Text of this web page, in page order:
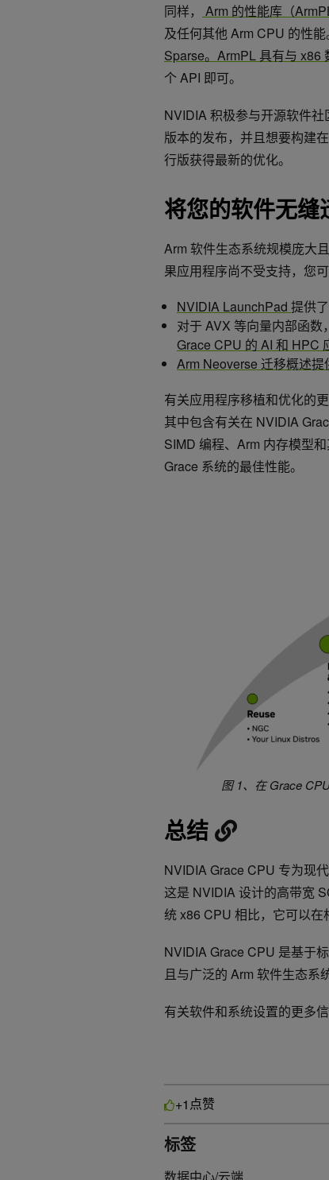
同样， Arm 的性能库（
及任何其他 Arm CPU 的性
Sparse。ArmPL 具有与 x86
个 API 即可。
NVIDIA 积极参与开源软件
版本的发布，并且想要构建
行版获得最新的优化。
将您的软件无
Arm 软件生态系统规模庞大
果应用程序尚不受支持，您
NVIDIA LaunchPad 提供
对于 AVX 等向量内部函数
Grace CPU 的 AI 和 HPC
Arm Neoverse 迁移概述提
有关应用程序移植和优化的
其中包含有关在 NVIDIA
SIMD 编程、Arm 内存模型
Grace 系统的最佳性能。
图 1、在 Grace
总结
NVIDIA Grace CPU 专为现
这是 NVIDIA 设计的高带宽
统 x86 CPU 相比，它可以在
NVIDIA Grace CPU 是基于
且与广泛的 Arm 软件生态系
有关软件和系统设置的更多
+1 点赞
标签